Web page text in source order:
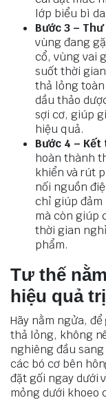
lớp biểu bì
Bước 3 –
vùng đang
cổ, vùng vai
suốt thời
thả lỏng
dầu thảo
sợi cơ, giúp
hiệu quả.
Bước 4 –
hoàn thành
khiển và rút
nối nguồn
chỉ giúp đảm
mà còn giúp
thời gian
phẩm.
Tư thế
hiệu quả
Hãy nằm ngửa,
thả lỏng, không
nghiêng đầu
các bó cơ bên
đặt gối ngay dưới
mỏng dưới khoeo